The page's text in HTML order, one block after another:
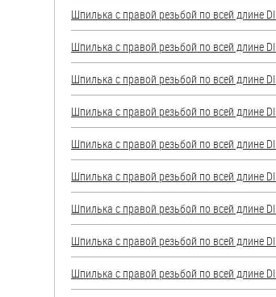
Шпилька с правой резьбой по всей длине
Шпилька с правой резьбой по всей длине
Шпилька с правой резьбой по всей длине
Шпилька с правой резьбой по всей длине
Шпилька с правой резьбой по всей длине
Шпилька с правой резьбой по всей длине
Шпилька с правой резьбой по всей длине
Шпилька с правой резьбой по всей длине
Шпилька с правой резьбой по всей длине